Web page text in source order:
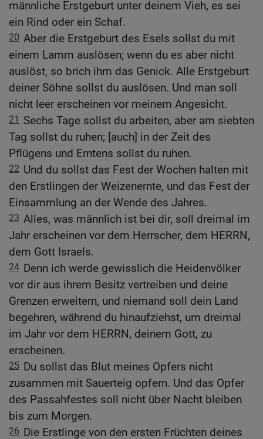
männliche Erstgeburt unter deinem Vieh, es sei
ein Rind oder ein Schaf.
20 Aber die Erstgeburt des Esels sollst du mit
einem Lamm auslösen; wenn du es aber nicht
auslöst, so brich ihm das Genick. Alle Erstgeburt
deiner Söhne sollst du auslösen. Und man soll
nicht leer erscheinen vor meinem Angesicht.
21
Sechs Tage sollst du arbeiten, aber am siebten
Tag sollst du ruhen; [auch] in der Zeit des
Pflügens und Erntens sollst du ruhen.
22 Und du sollst das Fest der Wochen halten mit
den Erstlingen der Weizenernte, und das Fest der
Einsammlung an der Wende des Jahres.
23 Alles, was männlich ist bei dir, soll dreimal im
Jahr erscheinen vor dem Herrscher, dem HERRN,
dem Gott Israels.
24 Denn ich werde gewisslich die Heidenvölker
vor dir aus ihrem Besitz vertreiben und deine
Grenzen erweitern, und niemand soll dein Land
begehren, während du hinaufziehst, um dreimal
im Jahr vor dem HERRN, deinem Gott, zu
erscheinen.
25 Du sollst das Blut meines Opfers nicht
zusammen mit Sauerteig opfern. Und das Opfer
des Passahfestes soll nicht über Nacht bleiben
bis zum Morgen.
26 Die Erstlinge von den ersten Früchten deines